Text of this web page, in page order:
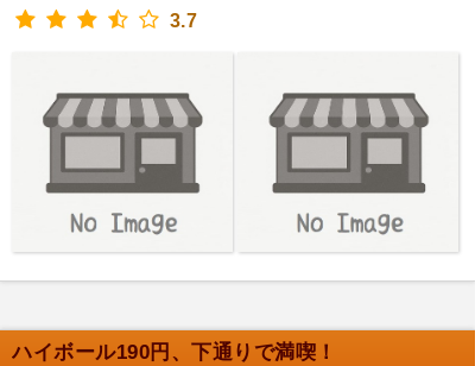
3.7
ハイボール190円、下通りで満喫！